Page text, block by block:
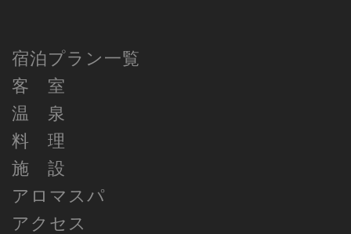
宿泊プラン一覧
客 室
温 泉
料 理
施 設
アロマスパ
アクセス